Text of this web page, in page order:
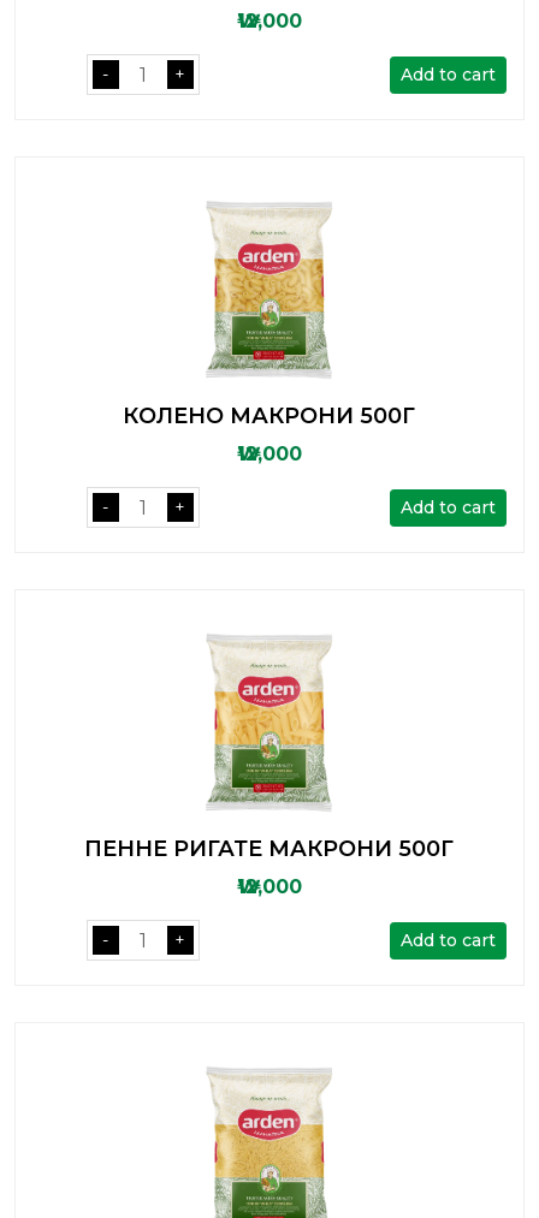
₩12,000
- + Add to cart
КОЛЕНО МАКРОНИ 500Г
₩12,000
- + Add to cart
ПЕННЕ РИГАТЕ МАКРОНИ 500Г
₩12,000
- + Add to cart